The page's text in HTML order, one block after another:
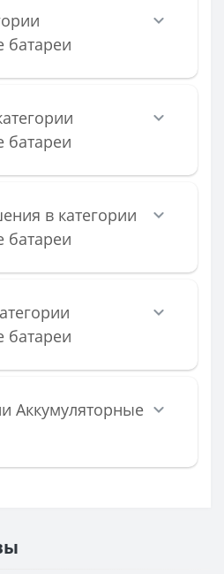
батареи
батареи
в категории
батареи
батареи
Аккумуляторные